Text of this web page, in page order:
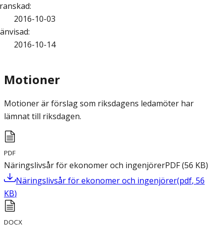
:
2016-10-03
:
2016-10-14
Motioner
Motioner är förslag som riksdagens ledamöter har
lämnat till riksdagen.
PDF
Näringslivsår för ekonomer och ingenjörerPDF(56 KB)
Näringslivsår för ekonomer och ingenjörer(pdf, 56
KB)
DOCX